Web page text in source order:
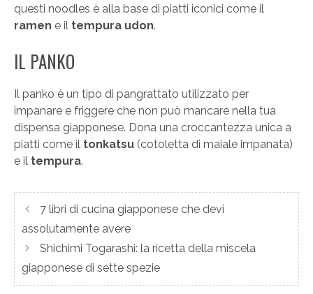
questi noodles è alla base di piatti iconici come il
ramen e il tempura udon.
IL PANKO
Il panko è un tipo di pangrattato utilizzato per
impanare e friggere che non può mancare nella tua
dispensa giapponese. Dona una croccantezza unica a
piatti come il tonkatsu (cotoletta di maiale impanata)
e il tempura.
7 libri di cucina giapponese che devi
assolutamente avere
Shichimi Togarashi: la ricetta della miscela
giapponese di sette spezie